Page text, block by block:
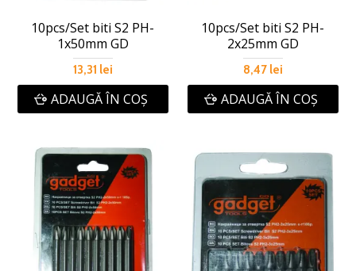
10pcs/Set biti S2 PH-
1x50mm GD
13,31 lei
ADAUGĂ ÎN COŞ
10pcs/Set biti S2 PH-
2x25mm GD
8,47 lei
ADAUGĂ ÎN COŞ